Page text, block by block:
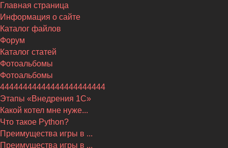
Главная страница
Информация о сайте
Каталог файлов
Форум
Каталог статей
Фотоальбомы
Фотоальбомы
44444444444444444444444
Этапы «Внедрения 1С»
Какой котел мне нуже...
Что такое Python?
Преимущества игры в ...
Преимущества игры в ...